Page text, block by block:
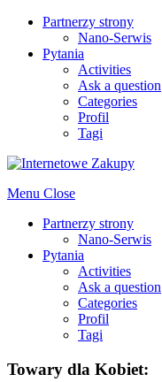
Partnerzy strony
Nano-Serwis
Pytania
Activities
Ask a question
Categories
Profil
Tagi
Menu Close
Partnerzy strony
Nano-Serwis
Pytania
Activities
Ask a question
Categories
Profil
Tagi
Towary dla Kobiet: